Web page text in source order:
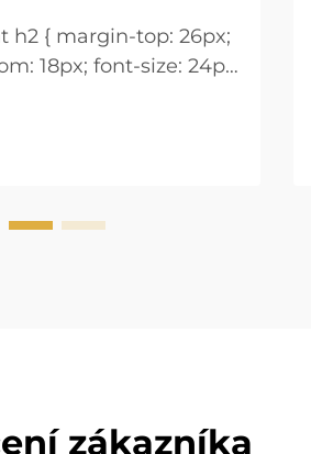
h2 { margin-top: 26px;
18px; font-size: 24px
} .blog-content h3 {
zákazníka